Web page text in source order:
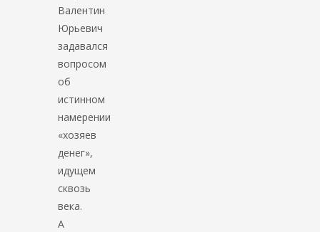
Валентин
Юрьевич
задавался
вопросом
об
истинном
намерении
«хозяев
денег»,
идущем
сквозь
века.
А